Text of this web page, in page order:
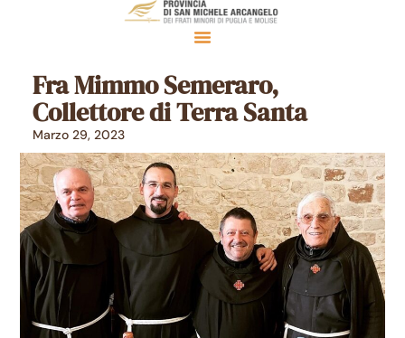
Fra Mimmo Semeraro,
Collettore di Terra Santa
Marzo 29, 2023